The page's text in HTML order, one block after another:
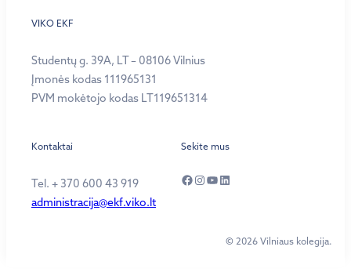
VIKO EKF
Studentų g. 39A, LT – 08106 Vilnius
Įmonės kodas 111965131
PVM mokėtojo kodas LT119651314
Kontaktai
Tel. + 370 600 43 919
administracija@ekf.viko.lt
Sekite mus
Facebook
Instagram
YouTube
LinkedIn
© 2026 Vilniaus kolegija.